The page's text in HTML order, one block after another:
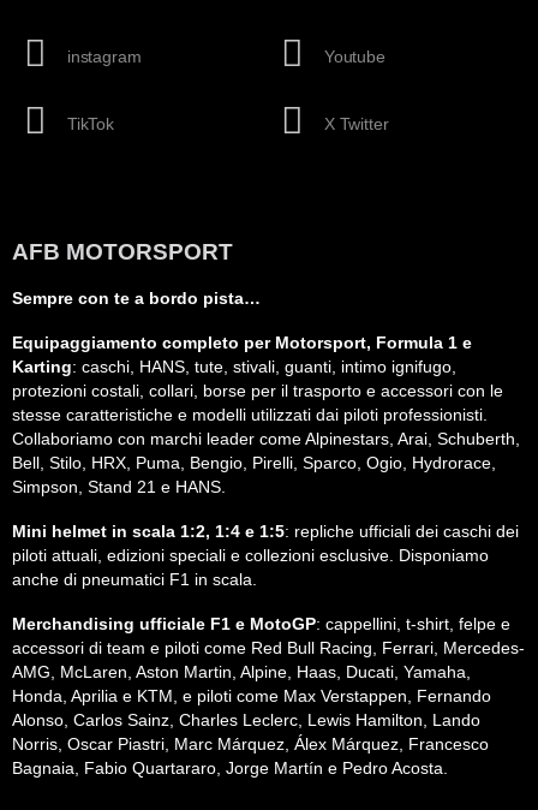
instagram
TikTok
Youtube
X Twitter
AFB MOTORSPORT
Sempre con te a bordo pista…
Equipaggiamento completo per Motorsport, Formula 1 e
Karting: caschi, HANS, tute, stivali, guanti, intimo ignifugo,
protezioni costali, collari, borse per il trasporto e accessori con le
stesse caratteristiche e modelli utilizzati dai piloti professionisti.
Collaboriamo con marchi leader come Alpinestars, Arai, Schuberth,
Bell, Stilo, HRX, Puma, Bengio, Pirelli, Sparco, Ogio, Hydrorace,
Simpson, Stand 21 e HANS.
Mini helmet in scala 1:2, 1:4 e 1:5: repliche ufficiali dei caschi dei
piloti attuali, edizioni speciali e collezioni esclusive. Disponiamo
anche di pneumatici F1 in scala.
Merchandising ufficiale F1 e MotoGP: cappellini, t-shirt, felpe e
accessori di team e piloti come Red Bull Racing, Ferrari, Mercedes-
AMG, McLaren, Aston Martin, Alpine, Haas, Ducati, Yamaha,
Honda, Aprilia e KTM, e piloti come Max Verstappen, Fernando
Alonso, Carlos Sainz, Charles Leclerc, Lewis Hamilton, Lando
Norris, Oscar Piastri, Marc Márquez, Álex Márquez, Francesco
Bagnaia, Fabio Quartararo, Jorge Martín e Pedro Acosta.